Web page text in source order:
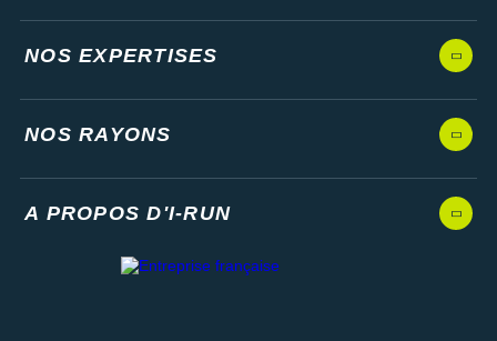
NOS EXPERTISES
NOS RAYONS
A PROPOS D'I-RUN